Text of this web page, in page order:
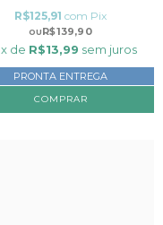
R$139,90
R$125,91 com Pix
x de R$13,99 sem juros
PRONTA ENTREGA